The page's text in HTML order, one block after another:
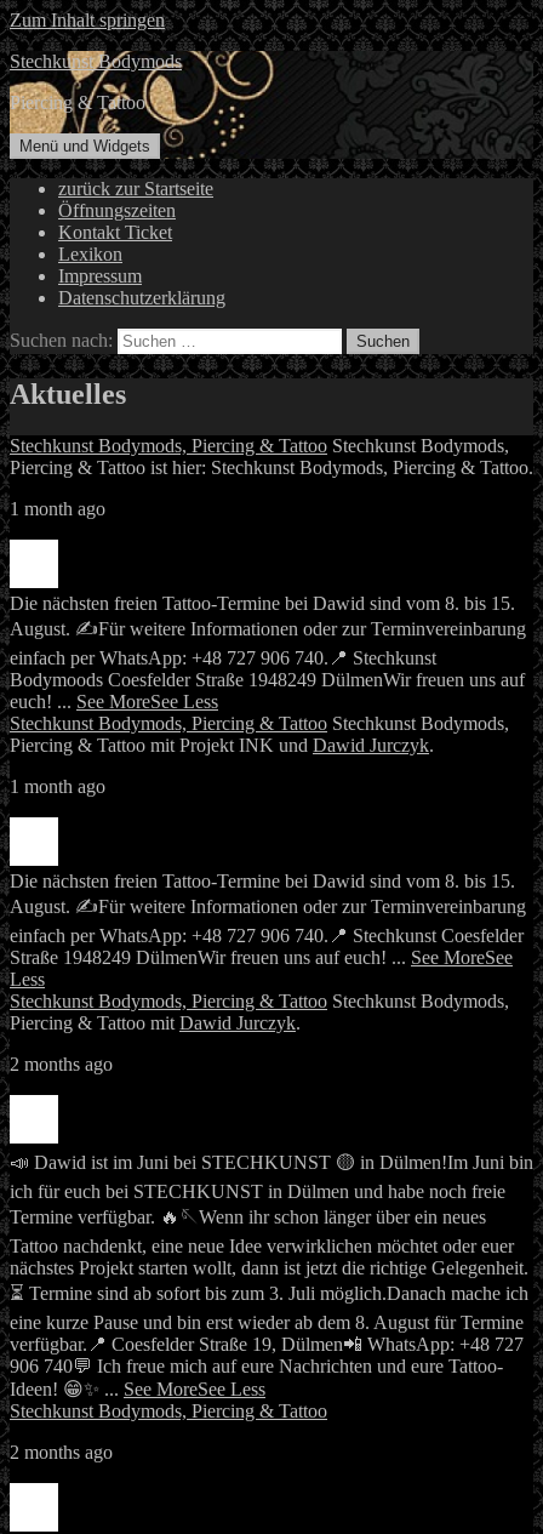
Zum Inhalt springen
Stechkunst Bodymods
Piercing & Tattoo
Menü und Widgets
zurück zur Startseite
Öffnungszeiten
Kontakt Ticket
Lexikon
Impressum
Datenschutzerklärung
Suchen nach:
Aktuelles
Stechkunst Bodymods, Piercing & Tattoo Stechkunst Bodymods,
Piercing & Tattoo ist hier: Stechkunst Bodymods, Piercing & Tattoo.
1 month ago
Die nächsten freien Tattoo-Termine bei Dawid sind vom 8. bis 15.
August. ✍️Für weitere Informationen oder zur Terminvereinbarung
einfach per WhatsApp: +48 727 906 740. 📍 Stechkunst
Bodymoods Coesfelder Straße 1948249 DülmenWir freuen uns auf
euch! ... See MoreSee Less
Stechkunst Bodymods, Piercing & Tattoo Stechkunst Bodymods,
Piercing & Tattoo mit Projekt INK und Dawid Jurczyk.
1 month ago
Die nächsten freien Tattoo-Termine bei Dawid sind vom 8. bis 15.
August. ✍️Für weitere Informationen oder zur Terminvereinbarung
einfach per WhatsApp: +48 727 906 740. 📍 Stechkunst Coesfelder
Straße 1948249 DülmenWir freuen uns auf euch! ... See MoreSee
Less
Stechkunst Bodymods, Piercing & Tattoo Stechkunst Bodymods,
Piercing & Tattoo mit Dawid Jurczyk.
2 months ago
📣 Dawid ist im Juni bei STECHKUNST 🟡 in Dülmen!Im Juni bin
ich für euch bei STECHKUNST in Dülmen und habe noch freie
Termine verfügbar. 🔥🪡Wenn ihr schon länger über ein neues
Tattoo nachdenkt, eine neue Idee verwirklichen möchtet oder euer
nächstes Projekt starten wollt, dann ist jetzt die richtige Gelegenheit.
⏳ Termine sind ab sofort bis zum 3. Juli möglich.Danach mache ich
eine kurze Pause und bin erst wieder ab dem 8. August für Termine
verfügbar. 📍 Coesfelder Straße 19, Dülmen📲 WhatsApp: +48 727
906 740💬 Ich freue mich auf eure Nachrichten und eure Tattoo-
Ideen! 😁✨ ... See MoreSee Less
Stechkunst Bodymods, Piercing & Tattoo
2 months ago